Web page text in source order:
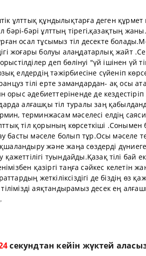
ұлттық құндылықтарға деген
бәрі-бәрі ұлттың тірегі,қазақтың
осал тұсымыз тіл десекте
жоғары болуы алаңдатарлық жайт
деп бөлінуі "үй ішінен үй
елдердің тәжірбиесіне сүйеніп
тілі ерте замандардан- ақ осы
әдебиеттеріненде де
алғашқы тіл туралы заң
терминжасам мәселесі елдің саяси
тіл қорының көрсеткіші .Сонымен
басты мәселе болып тұр.Осы мәселе
және жаңа сөздерді
туындайды.Қазақ тілі бай
қазіргі таңға сәйкес келетін
жеткіліксіздігі де біздің өз
тілімізді аяқтандырамыз десек ең
секундтан кейін жүктей